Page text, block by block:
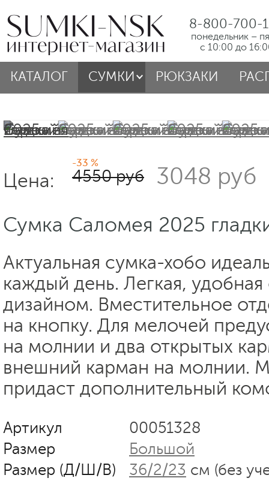
8-800-700-
понедельник –
с 10:00 до
КАТАЛОГ СУМКИ РЮКЗАКИ
Цена:
-33 %
4550 руб 3048 руб
Сумка Саломея 2025
Актуальная сумка-хобо
каждый день. Легкая,
дизайном. Вместительное
на кнопку. Для мелочей
на молнии и два открытых
внешний карман на молнии.
придаст дополнительный
Артикул
00051328
Размер
Большой
Размер (Д/Ш/В)
36/2/23 см (без